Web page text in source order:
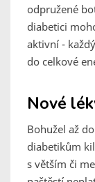
odpružené
diabetici
aktivní -
do celkové
Nové
Bohužel až
diabetikům
s větším či